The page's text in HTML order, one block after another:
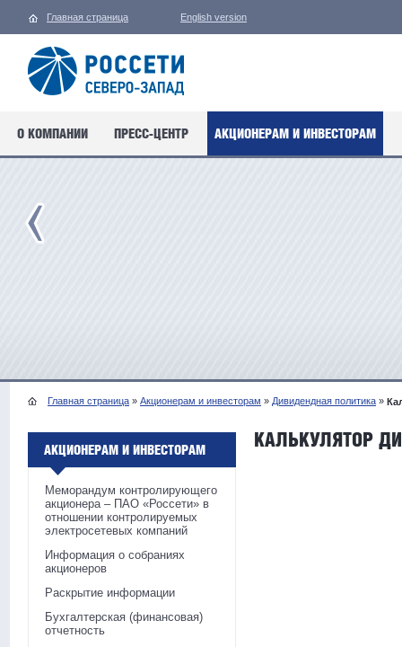
Главная страница English version
О КОМПАНИИ ПРЕСС-ЦЕНТР АКЦИОНЕРАМ И ИНВЕСТОРАМ
Главная страница » Акционерам и инвесторам » Дивидендная политика »
АКЦИОНЕРАМ И ИНВЕСТОРАМ
Меморандум контролирующего
акционера – ПАО «Россети» в
отношении контролируемых
электросетевых компаний
Информация о собраниях
акционеров
Раскрытие информации
Бухгалтерская (финансовая)
отчетность
КАЛЬКУЛЯТОР